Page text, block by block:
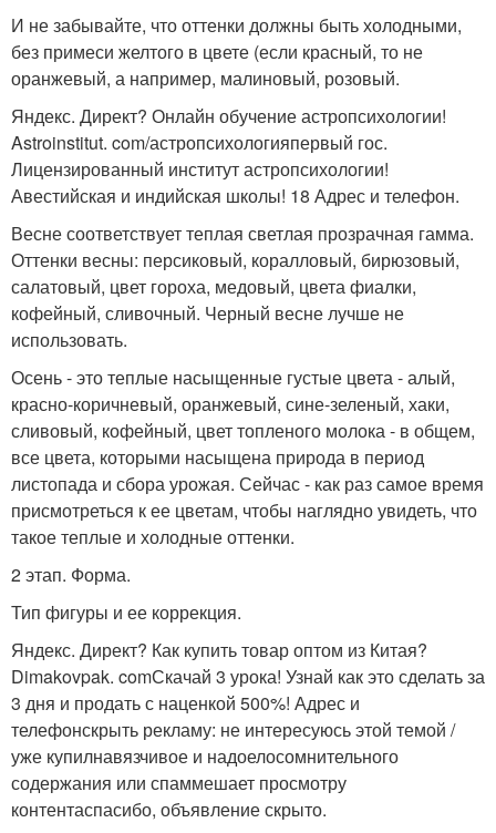
И не забывайте, что оттенки должны быть холодными,
без примеси желтого в цвете (если красный, то не
оранжевый, а например, малиновый, розовый.
Яндекс. Директ? Онлайн обучение астропсихологии!
Astroinstitut. com/астропсихологияпервый гос.
Лицензированный институт астропсихологии!
Авестийская и индийская школы! 18 Адрес и телефон.
Весне соответствует теплая светлая прозрачная гамма.
Оттенки весны: персиковый, коралловый, бирюзовый,
салатовый, цвет гороха, медовый, цвета фиалки,
кофейный, сливочный. Черный весне лучше не
использовать.
Осень - это теплые насыщенные густые цвета - алый,
красно-коричневый, оранжевый, сине-зеленый, хаки,
сливовый, кофейный, цвет топленого молока - в общем,
все цвета, которыми насыщена природа в период
листопада и сбора урожая. Сейчас - как раз самое время
присмотреться к ее цветам, чтобы наглядно увидеть, что
такое теплые и холодные оттенки.
2 этап. Форма.
Тип фигуры и ее коррекция.
Яндекс. Директ? Как купить товар оптом из Китая?
Dimakovpak. comСкачай 3 урока! Узнай как это сделать за
3 дня и продать с наценкой 500%! Адрес и
телефонскрыть рекламу: не интересуюсь этой темой /
уже купилнавязчивое и надоелосомнительного
содержания или спаммешает просмотру
контентаспасибо, объявление скрыто.